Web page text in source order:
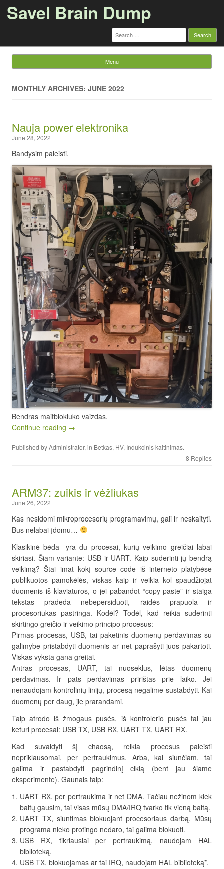
Savel Brain Dump
Search
for:
Menu
MONTHLY ARCHIVES: JUNE 2022
Nauja power elektronika
June 28, 2022
Bandysim paleisti.
Bendras maitblokiuko vaizdas.
Continue reading →
Published byAdministrator, in Betkas, HV, Indukcinis kaitinimas.
8 Replies
ARM37: zuikis ir vėžliukas
June 26, 2022
Kas nesidomi mikroprocesorių programavimų, gali ir neskaityti.
Bus nelabai įdomu…
Klasikinė bėda- yra du procesai, kurių veikimo greičiai labai
skiriasi. Šiam variante: USB ir UART. Kaip suderinti jų bendrą
veikimą? Štai imat kokį source code iš interneto platybėse
publikuotos pamokėlės, viskas kaip ir veikia kol spaudžiojat
duomenis iš klaviatūros, o jei pabandot “copy-paste” ir staiga
tekstas pradeda nebepersiduoti, raidės prapuola ir
procesoriukas pastringa. Kodėl? Todėl, kad reikia suderinti
skirtingo greičio ir veikimo principo procesus:
Pirmas procesas, USB, tai paketinis duomenų perdavimas su
galimybe pristabdyti duomenis ar net paprašyti juos pakartoti.
Viskas vyksta gana greitai.
Antras procesas, UART, tai nuoseklus, lėtas duomenų
perdavimas. Ir pats perdavimas pririštas prie laiko. Jei
nenaudojam kontrolinių linijų, procesą negalime sustabdyti. Kai
duomenų per daug, jie prarandami.
Taip atrodo iš žmogaus pusės, iš kontrolerio pusės tai jau
keturi procesai: USB TX, USB RX, UART TX, UART RX.
Kad suvaldyti šį chaosą, reikia procesus paleisti
nepriklausomai, per pertraukimus. Arba, kai siunčiam, tai
galima ir pastabdyti pagrindinį ciklą (bent jau šiame
eksperimente). Gaunais taip:
UART RX, per pertraukima ir net DMA. Tačiau nežinom kiek
baitų gausim, tai visas mūsų DMA/IRQ tvarko tik vieną baitą.
UART TX, siuntimas blokuojant procesoriaus darbą. Mūsų
programa nieko protingo nedaro, tai galima blokuoti.
USB RX, tikriausiai per pertraukimą, naudojam HAL
biblioteką.
USB TX, blokuojamas ar tai IRQ, naudojam HAL biblioteką*.